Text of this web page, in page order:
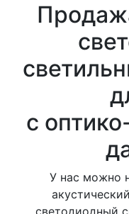
с
У нас можно